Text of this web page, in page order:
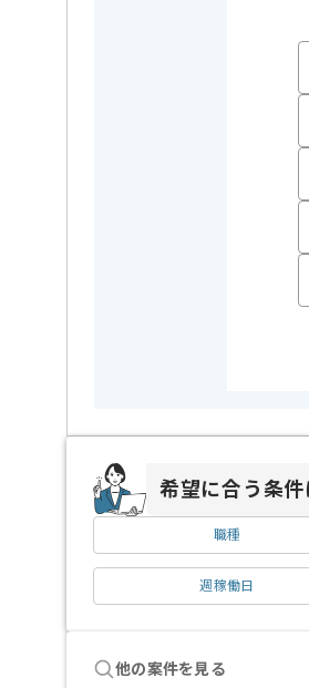
ITコンサルテーション、シ
アプリケーション開発を行
希望に合う条件
職種
週稼働日
他の案件を見る